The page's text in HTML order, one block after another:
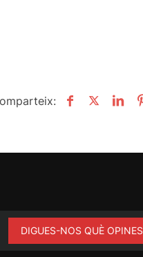
DIGUES-NOS QUÈ OPINES